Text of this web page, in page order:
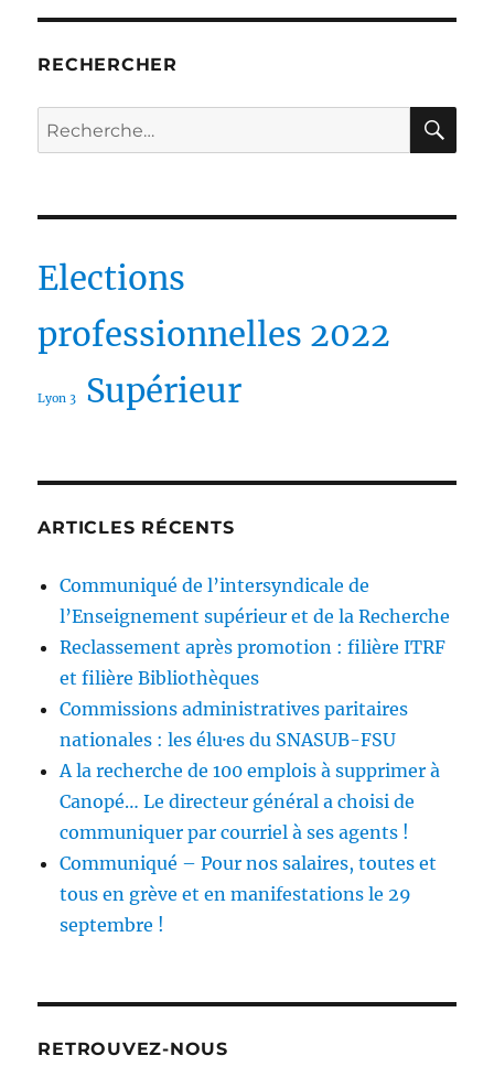
RECHERCHER
Recherche
pour :
Elections
professionnelles 2022
Lyon 3 Supérieur
ARTICLES RÉCENTS
Communiqué de l’intersyndicale de
l’Enseignement supérieur et de la Recherche
Reclassement après promotion : filière ITRF
et filière Bibliothèques
Commissions administratives paritaires
nationales : les élu·es du SNASUB-FSU
A la recherche de 100 emplois à supprimer à
Canopé… Le directeur général a choisi de
communiquer par courriel à ses agents !
Communiqué – Pour nos salaires, toutes et
tous en grève et en manifestations le 29
septembre !
RETROUVEZ-NOUS